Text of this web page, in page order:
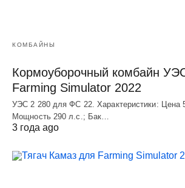
КОМБАЙНЫ
Кормоуборочный комбайн
Farming Simulator 2022
УЭC 2 280 для ФС 22. Характеристики: Цена
Мощность 290 л.с.; Бак…
3 года ago